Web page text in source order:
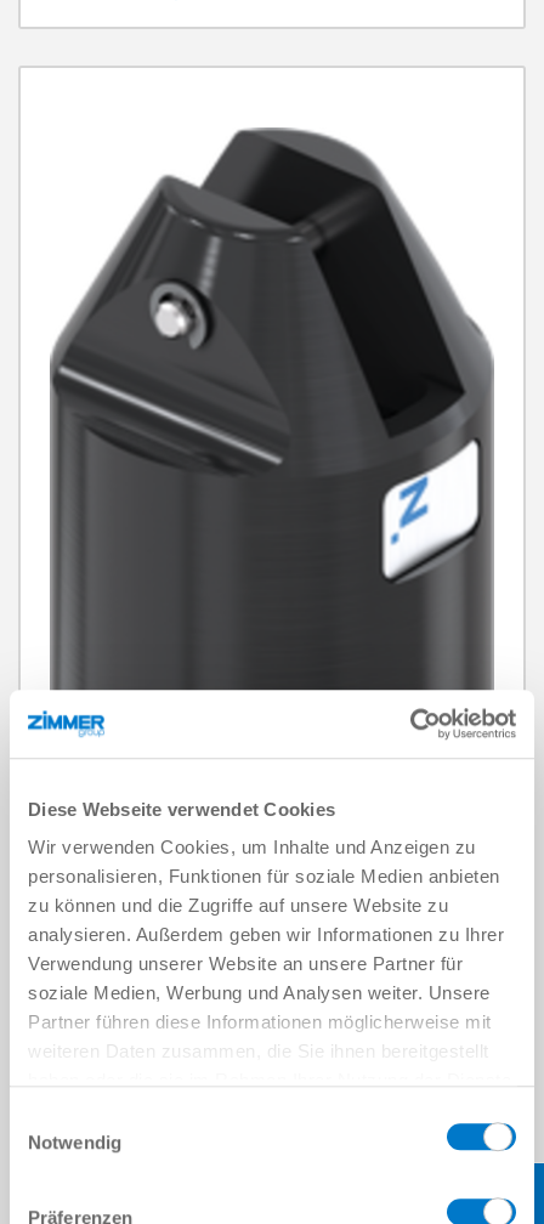
Diese Webseite verwendet Cookies
Wir verwenden Cookies, um Inhalte und Anzeigen zu
personalisieren, Funktionen für soziale Medien anbieten
zu können und die Zugriffe auf unsere Website zu
analysieren. Außerdem geben wir Informationen zu Ihrer
Verwendung unserer Website an unsere Partner für
soziale Medien, Werbung und Analysen weiter. Unsere
Partner führen diese Informationen möglicherweise mit
weiteren Daten zusammen, die Sie ihnen bereitgestellt
Notwendig
Präferenzen